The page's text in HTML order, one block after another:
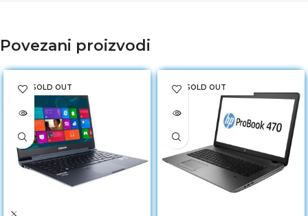
Povezani proizvodi
SOLD OUT SOLD OUT